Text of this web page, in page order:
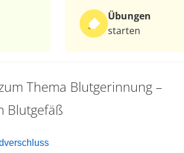
Übungen
starten
Thema Blutgerinnung –
Blutgefäß